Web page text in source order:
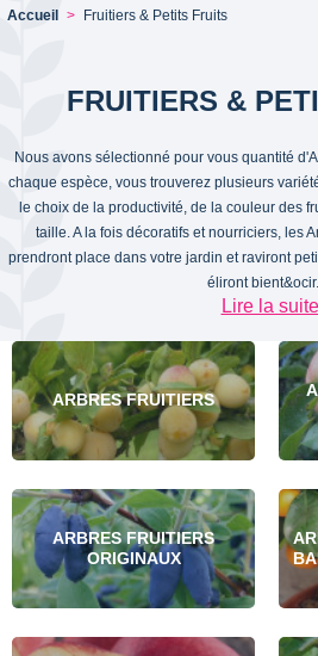
Accueil Fruitiers & Petits Fruits
FRUITIERS &
Nous avons sélectionné pour vous quantité
chaque espèce, vous trouverez plusieurs
le choix de la productivité, de la couleur des
taille. A la fois décoratifs et nourriciers, les
prendront place dans votre jardin et raviront
éliront bient&ocir...
Lire la suite
ARBRES FRUITIERS
ARBRES FRUITIERS
ORIGINAUX